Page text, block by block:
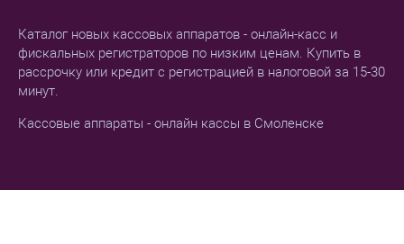
Каталог новых кассовых аппаратов - онлайн-касс и
фискальных регистраторов по низким ценам. Купить в
рассрочку или кредит с регистрацией в налоговой за 15-30
минут.
Кассовые аппараты - онлайн кассы в Смоленске